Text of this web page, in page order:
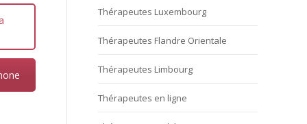
Thérapeutes Luxembourg
Thérapeutes Flandre Orientale
Thérapeutes Limbourg
Thérapeutes en ligne